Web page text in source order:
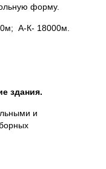
форму.
А-К- 18000м.
здания.
и